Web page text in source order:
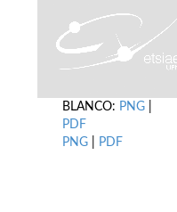
BLANCO: PNG
PDF
PNG
PDF